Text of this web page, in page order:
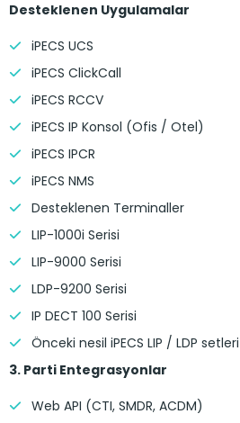
Desteklenen Uygulamalar
iPECS UCS
iPECS ClickCall
iPECS RCCV
iPECS IP Konsol (Ofis / Otel)
iPECS IPCR
iPECS NMS
Desteklenen Terminaller
LIP-1000i Serisi
LIP-9000 Serisi
LDP-9200 Serisi
IP DECT 100 Serisi
Önceki nesil iPECS LIP / LDP setleri
3. Parti Entegrasyonlar
Web API (CTI, SMDR, ACDM)